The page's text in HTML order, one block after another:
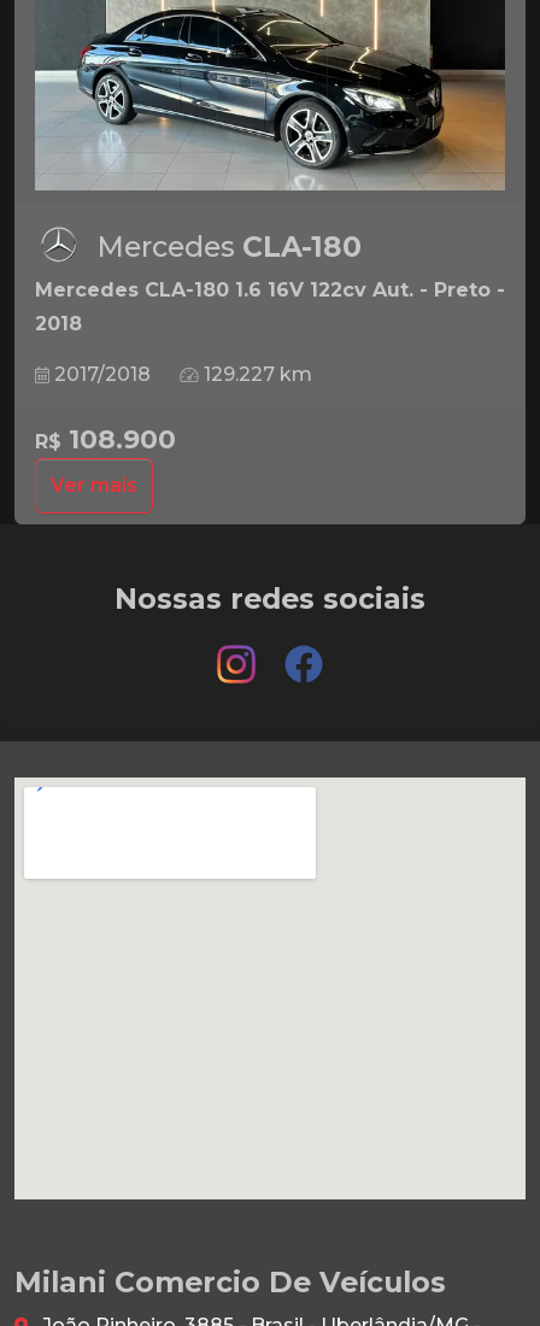
Mercedes CLA-180
Mercedes CLA-180 1.6 16V 122cv Aut. - Preto -
2018
2017/2018 129.227 km
R$ 108.900
Ver mais
Nossas redes sociais
Milani Comercio De Veículos